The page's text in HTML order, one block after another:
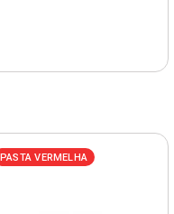
PASTA VERMELHA